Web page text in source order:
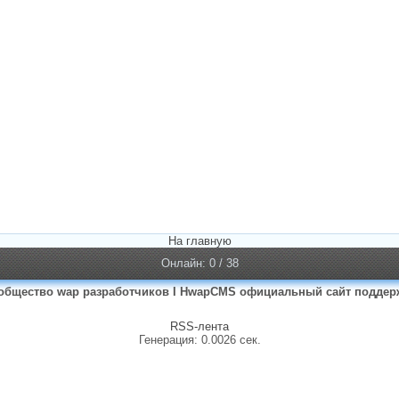
На главную
Онлайн: 0 / 38
wap разработчиков I HwapCMS официальный сайт
RSS-лента
Генерация: 0.0026 сек.